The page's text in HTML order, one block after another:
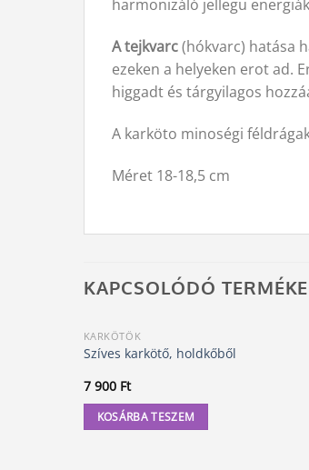
harmonizáló jellegu
A tejkvarc(hókvarc) hatása
ezeken a helyeken erot ad.
higgadt és tárgyilagos
A karköto minoségi
Méret 18-18,5 cm
KAPCSOLÓDÓ
KARKÖTŐK
Szíves karkötő, holdkőből
7 900 Ft
KOSÁRBA TESZEM